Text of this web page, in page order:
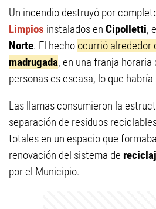
Un incendio destruyó por
Limpios instalados en Cipolletti,
Norte. El hecho ocurrió alrededor
madrugada, en una franja
personas es escasa, lo que
Las llamas consumieron la
separación de residuos
totales en un espacio que
renovación del sistema de
por el Municipio.